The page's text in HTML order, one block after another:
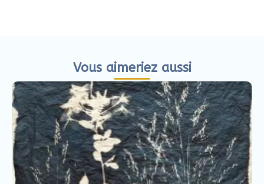
Cultiver son regard d’artiste pour retrouver le
courage de créer (bilan du défi)
Lire l'article